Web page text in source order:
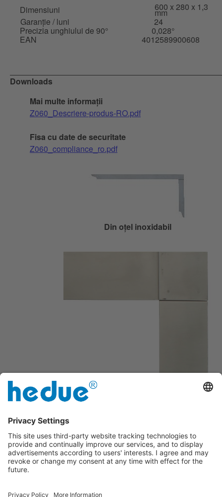
Dimensiuni 600 x 280 x 1,3
mm
Garanție / luni 24
Precizia unghiului de 90° 0,028°
EAN 4012589900608
Downloads
Mai multe informații
Z060_Descriere-produs-RO.pdf
Fisa cu date de securitate
Z060_compliance_ro.pdf
Din oțel inoxidabil